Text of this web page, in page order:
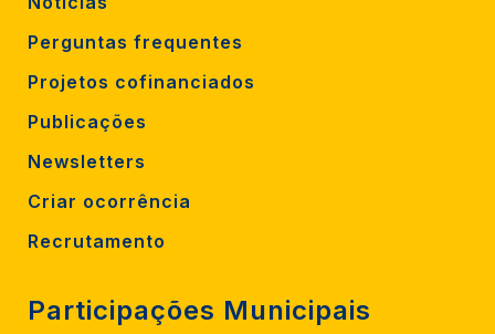
Perguntas frequentes
Projetos cofinanciados
Publicações
Newsletters
Criar ocorrência
Recrutamento
Participações Municipais